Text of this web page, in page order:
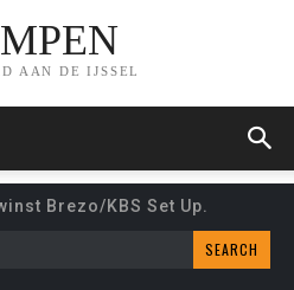
AAN DE IJSSEL
Brezo/KBS Set Up.
SEARCH